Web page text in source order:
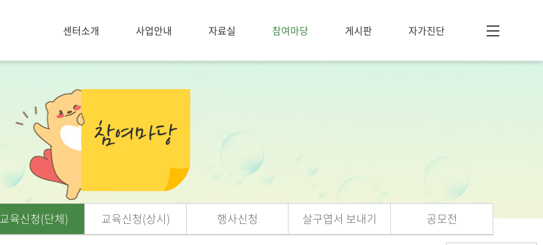
센터소개 사업안내 자료실 참여마당 게시판 자가진단
육신청(단체) 교육신청(상시) 행사신청 살구엽서 보내기 공모전